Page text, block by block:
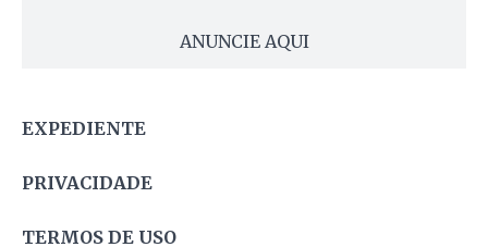
ANUNCIE AQUI
EXPEDIENTE
PRIVACIDADE
TERMOS DE USO